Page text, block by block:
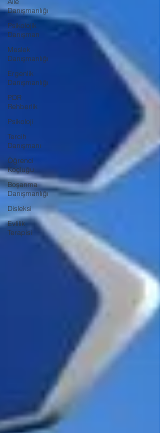
Danışmanlığı
Psikolojik
Danışman
Meslek
Danışmanlığı
Ergenlik
Danışmanlığı
PDR
Rehberlik
Psikoloji
Tercih
Danışmanı
Öğrenci
Koçluğu
Boşanma
Danışmanlığı
Disleksi
Evlilik
Terapisi